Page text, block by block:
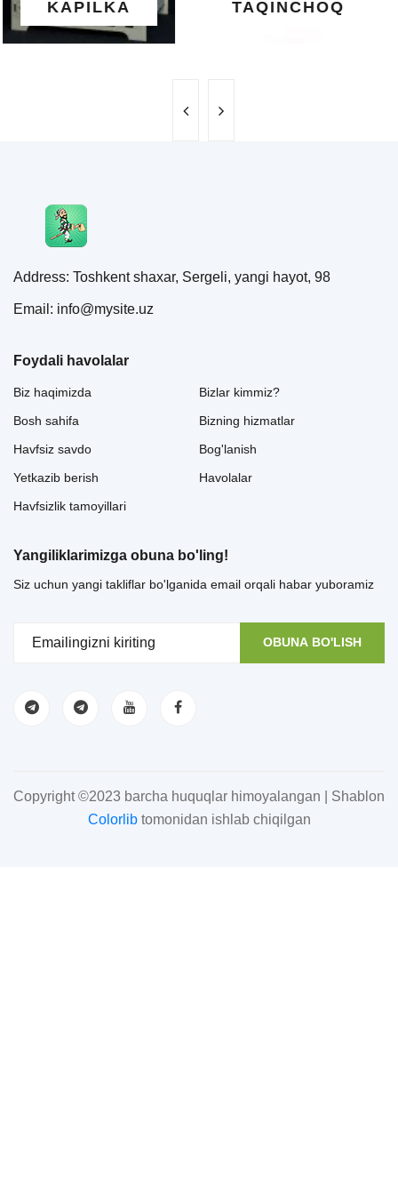
TAQINCHOQ
NE'MAT
Address: Toshkent shaxar, Sergeli, yangi hayot, 98
Email: info@mysite.uz
Foydali havolalar
Biz haqimizda
Bosh sahifa
Havfsiz savdo
Yetkazib berish
Havfsizlik tamoyillari
Bizlar kimmiz?
Bizning hizmatlar
Bog'lanish
Havolalar
Yangiliklarimizga obuna bo'ling!
Siz uchun yangi takliflar bo'lganida email orqali habar yuboramiz
OBUNA BO'LISH
Copyright ©2023 barcha huquqlar himoyalangan | Shablon
Colorlibtomonidan ishlab chiqilgan